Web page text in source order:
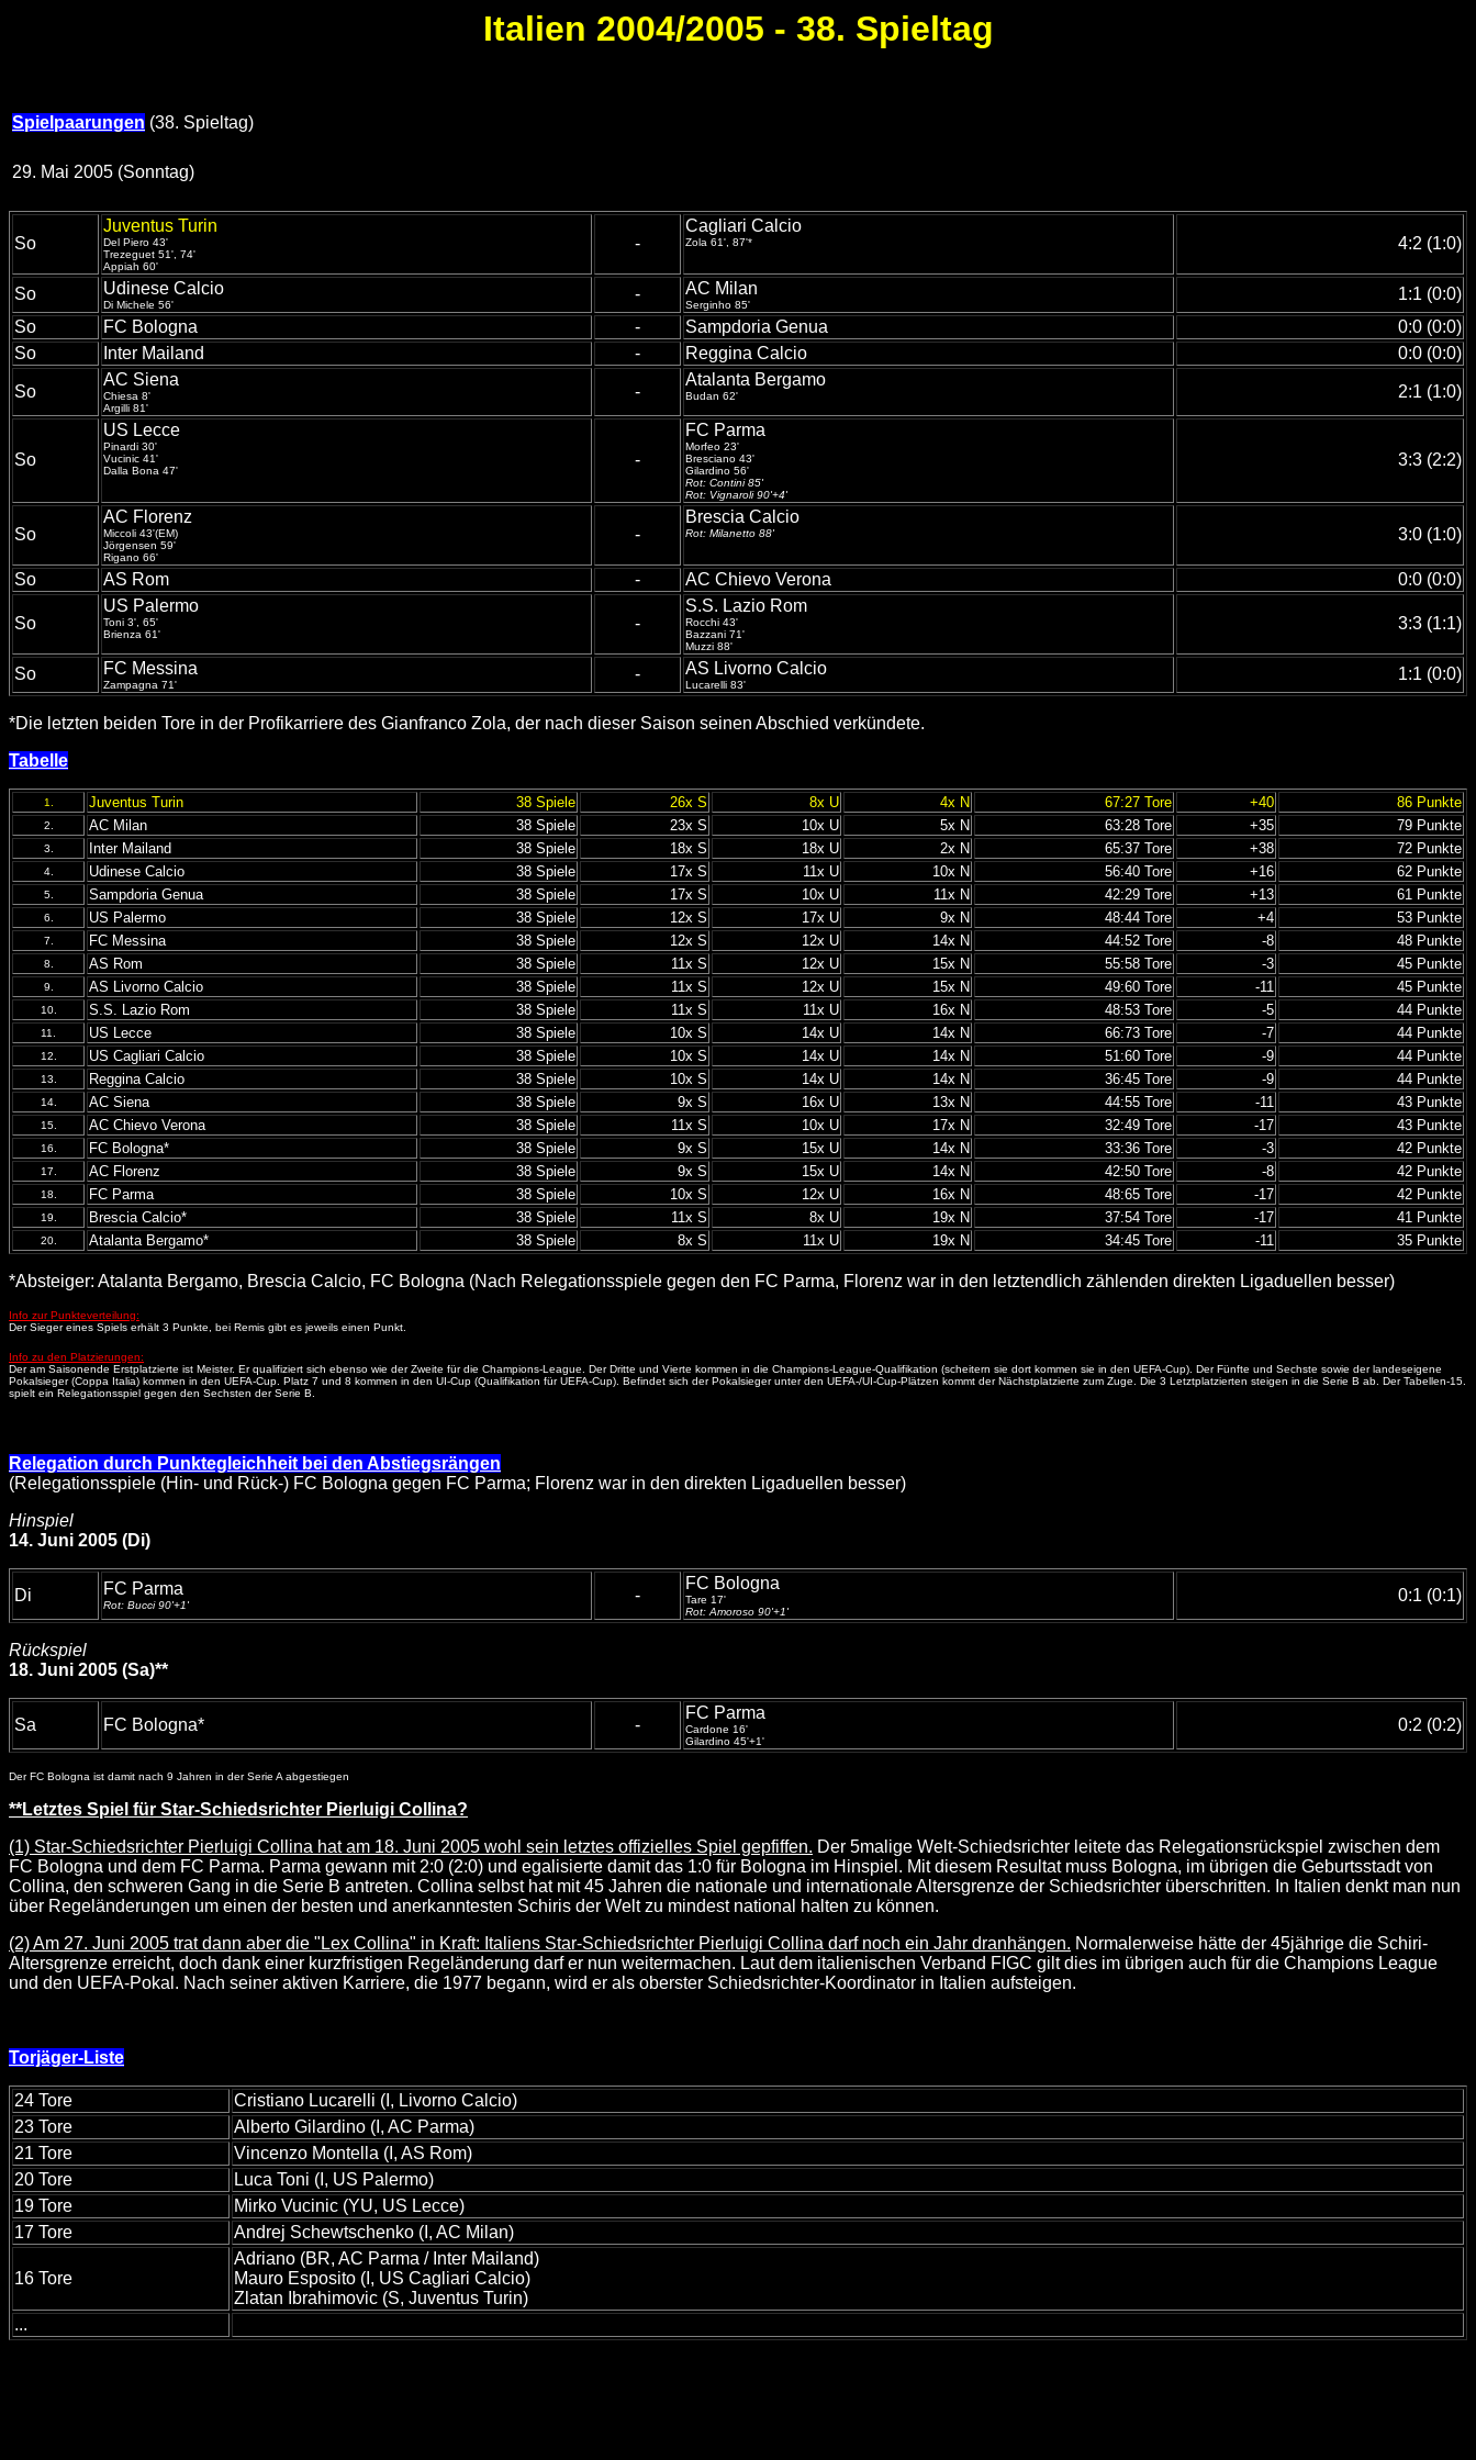
Italien 2004/2005 - 38. Spieltag
Spielpaarungen (38. Spieltag)
29. Mai 2005 (Sonntag)
So
Juventus Turin
Del Piero 43'
Trezeguet 51', 74'
Appiah 60'
-
Cagliari Calcio
Zola 61', 87'* 4:2 (1:0)
So Udinese Calcio
Di Michele 56'
- AC Milan
Serginho 85'
1:1 (0:0)
So
FC Bologna - Sampdoria Genua
0:0 (0:0)
So
Inter Mailand - Reggina Calcio 0:0 (0:0)
So
AC Siena
Chiesa 8'
Argilli 81'
-
Atalanta Bergamo
Budan 62' 2:1 (1:0)
So
US Lecce
Pinardi 30'
Vucinic 41'
Dalla Bona 47'
-
FC Parma
Morfeo 23'
Bresciano 43'
Gilardino 56'
Rot: Contini 85'
Rot: Vignaroli 90'+4'
3:3 (2:2)
So
AC Florenz
Miccoli 43'(EM)
Jörgensen 59'
Rigano 66'
-
Brescia Calcio
Rot: Milanetto 88' 3:0 (1:0)
So AS Rom - AC Chievo Verona 0:0 (0:0)
So
US Palermo
Toni 3', 65'
Brienza 61'
-
S.S. Lazio Rom
Rocchi 43'
Bazzani 71'
Muzzi 88'
3:3 (1:1)
So FC Messina
Zampagna 71'
- AS Livorno Calcio
Lucarelli 83'
1:1 (0:0)
*Die letzten beiden Tore in der Profikarriere des Gianfranco Zola, der nach dieser Saison seinen Abschied verkündete.
Tabelle
1. Juventus Turin 38 Spiele 26x S 8x U 4x N 67:27 Tore +40 86 Punkte
2. AC Milan 38 Spiele 23x S 10x U 5x N 63:28 Tore +35 79 Punkte
3. Inter Mailand 38 Spiele 18x S 18x U 2x N 65:37 Tore +38 72 Punkte
4. Udinese Calcio 38 Spiele 17x S 11x U 10x N 56:40 Tore +16 62 Punkte
5. Sampdoria Genua 38 Spiele 17x S 10x U 11x N 42:29 Tore +13 61 Punkte
6. US Palermo 38 Spiele 12x S 17x U 9x N 48:44 Tore +4 53 Punkte
7. FC Messina 38 Spiele 12x S 12x U 14x N 44:52 Tore -8 48 Punkte
8. AS Rom 38 Spiele 11x S 12x U 15x N 55:58 Tore -3 45 Punkte
9. AS Livorno Calcio 38 Spiele 11x S 12x U 15x N 49:60 Tore -11 45 Punkte
10. S.S. Lazio Rom 38 Spiele 11x S 11x U 16x N 48:53 Tore -5 44 Punkte
11. US Lecce 38 Spiele 10x S 14x U 14x N 66:73 Tore -7 44 Punkte
12. US Cagliari Calcio 38 Spiele 10x S 14x U 14x N 51:60 Tore -9 44 Punkte
13. Reggina Calcio 38 Spiele 10x S 14x U 14x N 36:45 Tore -9 44 Punkte
14. AC Siena 38 Spiele 9x S 16x U 13x N 44:55 Tore -11 43 Punkte
15. AC Chievo Verona 38 Spiele 11x S 10x U 17x N 32:49 Tore -17 43 Punkte
16. FC Bologna* 38 Spiele 9x S 15x U 14x N 33:36 Tore -3 42 Punkte
17. AC Florenz 38 Spiele 9x S 15x U 14x N 42:50 Tore -8 42 Punkte
18. FC Parma 38 Spiele 10x S 12x U 16x N 48:65 Tore -17 42 Punkte
19. Brescia Calcio* 38 Spiele 11x S 8x U 19x N 37:54 Tore -17 41 Punkte
20. Atalanta Bergamo* 38 Spiele 8x S 11x U 19x N 34:45 Tore -11 35 Punkte
*Absteiger: Atalanta Bergamo, Brescia Calcio, FC Bologna (Nach Relegationsspiele gegen den FC Parma, Florenz war in den letztendlich zählenden direkten Ligaduellen besser)
Info zur Punkteverteilung:
Der Sieger eines Spiels erhält 3 Punkte, bei Remis gibt es jeweils einen Punkt.
Info zu den Platzierungen:
Der am Saisonende Erstplatzierte ist Meister. Er qualifiziert sich ebenso wie der Zweite für die Champions-League. Der Dritte und Vierte kommen in die Champions-League-Qualifikation (scheitern sie dort kommen sie in den UEFA-Cup). Der Fünfte und Sechste sowie der landeseigene
Pokalsieger (Coppa Italia) kommen in den UEFA-Cup. Platz 7 und 8 kommen in den UI-Cup (Qualifikation für UEFA-Cup). Befindet sich der Pokalsieger unter den UEFA-/UI-Cup-Plätzen kommt der Nächstplatzierte zum Zuge. Die 3 Letztplatzierten steigen in die Serie B ab. Der Tabellen-15.
spielt ein Relegationsspiel gegen den Sechsten der Serie B.
Relegation durch Punktegleichheit bei den Abstiegsrängen
(Relegationsspiele (Hin- und Rück-) FC Bologna gegen FC Parma; Florenz war in den direkten Ligaduellen besser)
Hinspiel
14. Juni 2005 (Di)
Di FC Parma
Rot: Bucci 90'+1'
-
FC Bologna
Tare 17'
Rot: Amoroso 90'+1'
0:1 (0:1)
Rückspiel
18. Juni 2005 (Sa)**
Sa FC Bologna* -
FC Parma
Cardone 16'
Gilardino 45'+1'
0:2 (0:2)
Der FC Bologna ist damit nach 9 Jahren in der Serie A abgestiegen
**Letztes Spiel für Star-Schiedsrichter Pierluigi Collina?
(1) Star-Schiedsrichter Pierluigi Collina hat am 18. Juni 2005 wohl sein letztes offizielles Spiel gepfiffen. Der 5malige Welt-Schiedsrichter leitete das Relegationsrückspiel zwischen dem
FC Bologna und dem FC Parma. Parma gewann mit 2:0 (2:0) und egalisierte damit das 1:0 für Bologna im Hinspiel. Mit diesem Resultat muss Bologna, im übrigen die Geburtsstadt von
Collina, den schweren Gang in die Serie B antreten. Collina selbst hat mit 45 Jahren die nationale und internationale Altersgrenze der Schiedsrichter überschritten. In Italien denkt man nun
über Regeländerungen um einen der besten und anerkanntesten Schiris der Welt zu mindest national halten zu können.
(2) Am 27. Juni 2005 trat dann aber die "Lex Collina" in Kraft: Italiens Star-Schiedsrichter Pierluigi Collina darf noch ein Jahr dranhängen. Normalerweise hätte der 45jährige die Schiri-
Altersgrenze erreicht, doch dank einer kurzfristigen Regeländerung darf er nun weitermachen. Laut dem italienischen Verband FIGC gilt dies im übrigen auch für die Champions League
und den UEFA-Pokal. Nach seiner aktiven Karriere, die 1977 begann, wird er als oberster Schiedsrichter-Koordinator in Italien aufsteigen.
Torjäger-Liste
24 Tore
Cristiano Lucarelli (I, Livorno Calcio)
23 Tore
Alberto Gilardino (I, AC Parma)
21 Tore
Vincenzo Montella (I, AS Rom)
20 Tore
Luca Toni (I, US Palermo)
19 Tore
Mirko Vucinic (YU, US Lecce)
17 Tore
Andrej Schewtschenko (I, AC Milan)
16 Tore
Adriano (BR, AC Parma / Inter Mailand)
Mauro Esposito (I, US Cagliari Calcio)
Zlatan Ibrahimovic (S, Juventus Turin)
...